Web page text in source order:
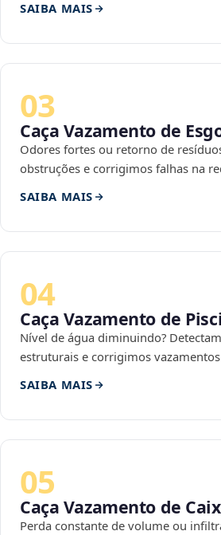
SAIBA MAIS
03
Caça Vazamento de
Odores fortes ou retorno de
obstruções e corrigimos falhas na
SAIBA MAIS
04
Caça Vazamento de
Nível de água diminuindo?
estruturais e corrigimos
SAIBA MAIS
05
Caça Vazamento de
Perda constante de volume ou